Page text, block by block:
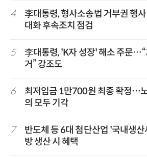
4
李대통령, 형사소송법 거부권 행
대화 후속조치 점검
5
李대통령, 'K자 성장' 해소 주문…“
거” 강조도
6
최저임금 1만700원 최종 확정…
의 모두 기각
7
반도체 등 6대 첨단산업 '국내생
방 생산 시 혜택